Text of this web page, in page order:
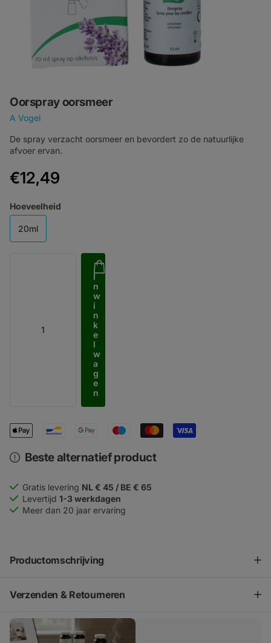
Oorspray oorsmeer
A Vogel
De spray verzacht oorsmeer en bevordert zo de natuurlijke
afvoer ervan.
€12,49
Hoeveelheid
20ml
I
n
w
i
n
k
e
l
w
a
g
e
n
Beste alternatief product
Gratis levering NL € 45 / BE € 65
Levertijd 1-3 werkdagen
Meer dan 20 jaar ervaring
Productomschrijving
Verzenden & Retourneren